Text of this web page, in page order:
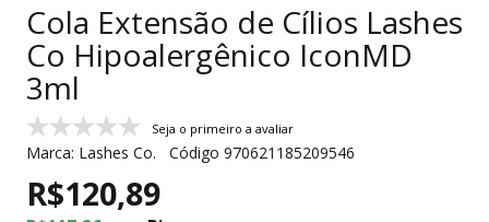
Cola Extensão de Cílios Lashes
Co Hipoalergênico IconMD
3ml
Seja o primeiro a avaliar
Marca: Lashes Co. Código 970621185209546
R$120,89